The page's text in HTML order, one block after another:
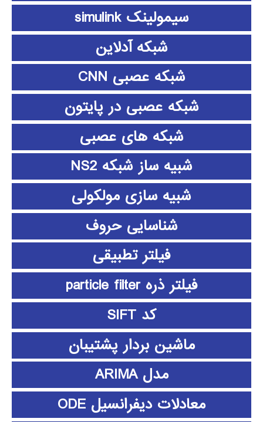
سیمولینک simulink
شبکه آدلاین
شبکه عصبی CNN
شبکه عصبی در پایتون
شبکه های عصبی
شبیه ساز شبکه NS2
شبیه سازی مولکولی
شناسایی حروف
فیلتر تطبیقی
فیلتر ذره particle filter
کد SIFT
ماشین بردار پشتیبان
مدل ARIMA
معادلات دیفرانسیل ODE